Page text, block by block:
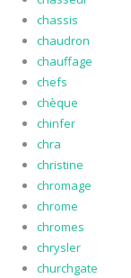
chassis
chaudron
chauffage
chefs
chèque
chinfer
chra
christine
chromage
chrome
chromes
chrysler
churchgate